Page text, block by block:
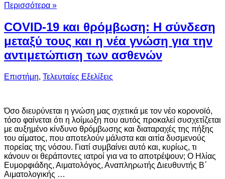
Περισσότερα »
COVID-19 και θρόμβωση: Η σύνδεση
μεταξύ τους και η νέα γνώση για την
αντιμετώπιση των ασθενών
Επιστήμη, Τελευταίες Εξελίξεις
Όσο διευρύνεται η γνώση μας σχετικά με τον νέο κορονοϊό,
τόσο φαίνεται ότι η λοίμωξη που αυτός προκαλεί συσχετίζεται
με αυξημένο κίνδυνο θρόμβωσης και διαταραχές της πήξης
του αίματος, που αποτελούν μάλιστα και αιτία δυσμενούς
πορείας της νόσου. Γιατί συμβαίνει αυτό και, κυρίως, τι
κάνουν οι θεράποντες ιατροί για να το αποτρέψουν; Ο Ηλίας
Ευμορφιάδης, Αιματολόγος, Αναπληρωτής Διευθυντής Β΄
Αιματολογικής …